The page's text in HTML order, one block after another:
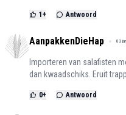
1 + Antwoord
AanpakkenDieHap 03
Importeren van salafisten
dan kwaadschiks. Eruit
0+ Antwoord